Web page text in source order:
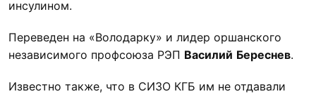
инсулином.
Переведен на «Володарку» и лидер оршанского
независимого профсоюза РЭП Василий Береснев.
Известно также, что в СИЗО КГБ им не отдавали